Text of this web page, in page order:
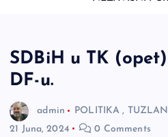
SDBiH u TK
DF-u.
admin POLITIKA ,
21 Juna, 2024
0 Comments